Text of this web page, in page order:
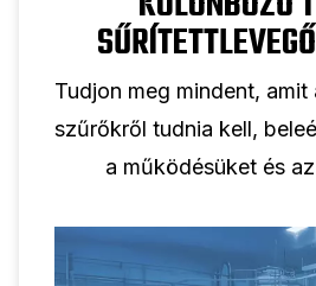
Tudjon meg mindent,
szűrőkről tudnia kell,
a működésüket és